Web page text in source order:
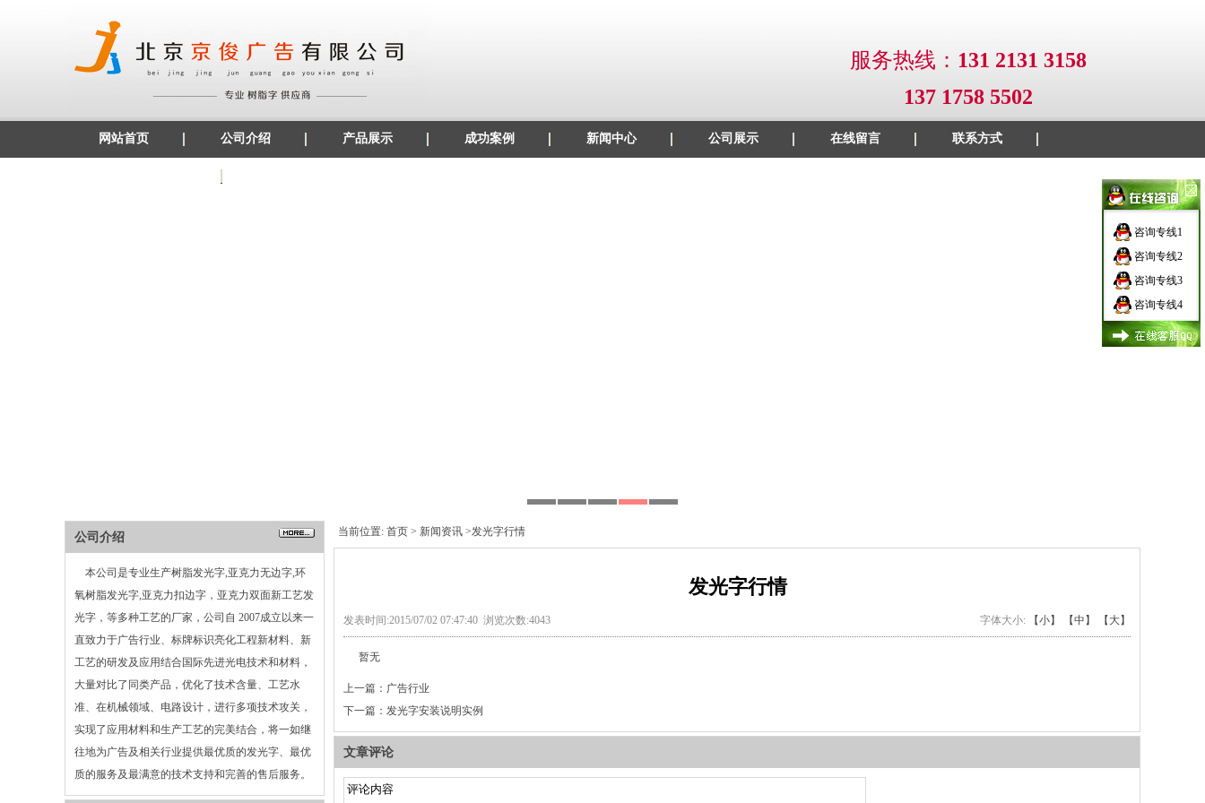
服务热线 ： 131 2131 3158
137 1758 5502
网站首页 公司介绍 产品展示 成功案例 新闻中心 公司展示 在线留言 联系方式
公司介绍
本公司是专业生产树脂发光字,亚克力无边字,环
氧树脂发光字,亚克力扣边字，亚克力双面新工艺发
光字，等多种工艺的厂家，公司自 2007成立以来一
直致力于广告行业、标牌标识亮化工程新材料、新
工艺的研发及应用结合国际先进光电技术和材料，
大量对比了同类产品，优化了技术含量、工艺水
准、在机械领域、电路设计，进行多项技术攻关，
实现了应用材料和生产工艺的完美结合，将一如继
往地为广告及相关行业提供最优质的发光字、最优
质的服务及最满意的技术支持和完善的售后服务。
当前位置: 首页 > 新闻资讯 >发光字行情
发光字行情
发表时间:2015/07/02 07:47:40 浏览次数:4043 字体大小: 【小】 【中】 【大】
暂无
上一篇： 广告行业
下一篇： 发光字安装说明实例
文章评论
咨询专线1
咨询专线2
咨询专线3
咨询专线4